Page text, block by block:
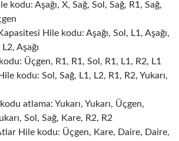
kodu: Aşağı, X, Sağ, Sol, Sağ, R1, Sağ,
Hile kodu: Aşağı, Sol, L1, Aşağı,
Aşağı
Üçgen, R1, R1, Sol, R1, L1, R2, L1
kodu: Sol, Sağ, L1, L2, R1, R2, Yukarı,
atlama: Yukarı, Yukarı, Üçgen,
Sol, Sağ, Kare, R2, R2
Hile kodu: Üçgen, Kare, Daire, Daire,